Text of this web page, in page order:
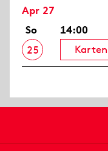
Apr 27
So
25
14:00
Karten